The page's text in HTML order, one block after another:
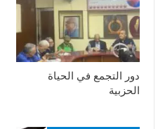
دور التجمع في الحياة
الحزبية